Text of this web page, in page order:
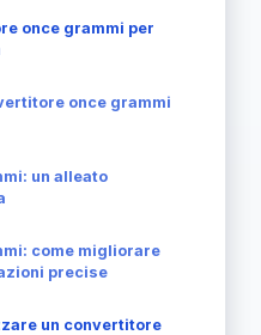
once grammi per
once grammi
un alleato
come migliorare
precise
un convertitore